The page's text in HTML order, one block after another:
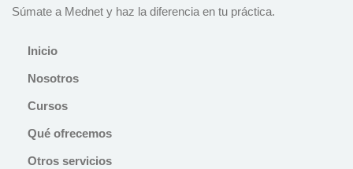
Súmate a Mednet y haz la diferencia en tu práctica.
Inicio
Nosotros
Cursos
Qué ofrecemos
Otros servicios